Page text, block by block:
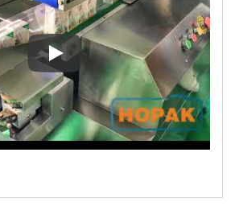
Dây chuyền đóng gói tự động